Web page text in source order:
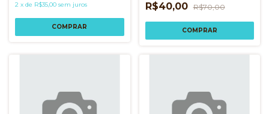
2 x de R$35,00 sem juros R$40,00 R$70,00